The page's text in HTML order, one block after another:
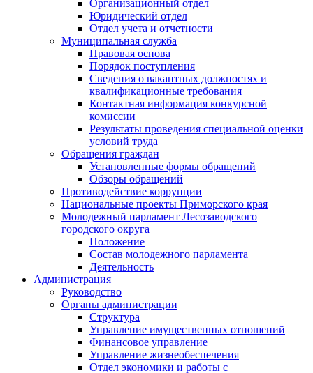
Организационный отдел
Юридический отдел
Отдел учета и отчетности
Муниципальная служба
Правовая основа
Порядок поступления
Сведения о вакантных должностях и
квалификационные требования
Контактная информация конкурсной
комиссии
Результаты проведения специальной оценки
условий труда
Обращения граждан
Установленные формы обращений
Обзоры обращений
Противодействие коррупции
Национальные проекты Приморского края
Молодежный парламент Лесозаводского
городского округа
Положение
Состав молодежного парламента
Деятельность
Администрация
Руководство
Органы администрации
Структура
Управление имущественных отношений
Финансовое управление
Управление жизнеобеспечения
Отдел экономики и работы с